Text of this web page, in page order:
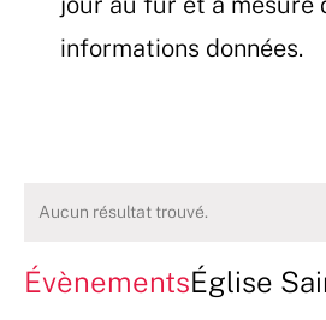
informations données.
Aucun résultat trouvé.
ÉvènementsÉglise